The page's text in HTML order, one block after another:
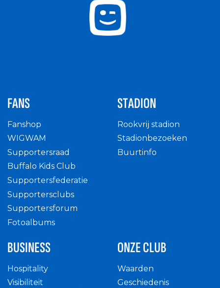
FANS
Fanshop
WIGWAM
Supportersraad
Buffalo Kids Club
Supportersfederatie
Supportersclubs
Supportersforum
Fotoalbums
STADION
Rookvrij stadion
Stadionbezoeken
Buurtinfo
BUSINESS
Hospitality
Visibiliteit
ONZE CLUB
Waarden
Geschiedenis